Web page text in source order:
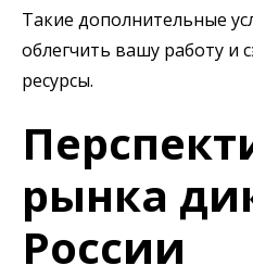
Такие дополнительные
облегчить вашу работу и
ресурсы.
рынка
России